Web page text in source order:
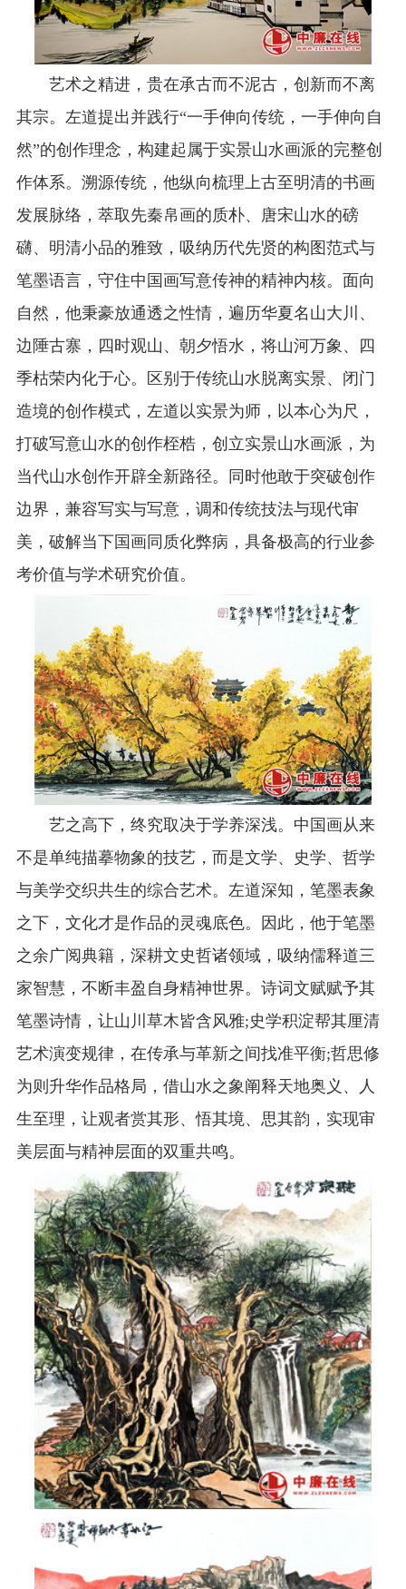
艺术之精进，贵在承古而不泥古，创新而不离
其宗。左道提出并践行“一手伸向传统，一手伸向自
然”的创作理念，构建起属于实景山水画派的完整创
作体系。溯源传统，他纵向梳理上古至明清的书画
发展脉络，萃取先秦帛画的质朴、唐宋山水的磅
礴、明清小品的雅致，吸纳历代先贤的构图范式与
笔墨语言，守住中国画写意传神的精神内核。面向
自然，他秉豪放通透之性情，遍历华夏名山大川、
边陲古寨，四时观山、朝夕悟水，将山河万象、四
季枯荣内化于心。区别于传统山水脱离实景、闭门
造境的创作模式，左道以实景为师，以本心为尺，
打破写意山水的创作桎梏，创立实景山水画派，为
当代山水创作开辟全新路径。同时他敢于突破创作
边界，兼容写实与写意，调和传统技法与现代审
美，破解当下国画同质化弊病，具备极高的行业参
考价值与学术研究价值。
艺之高下，终究取决于学养深浅。中国画从来
不是单纯描摹物象的技艺，而是文学、史学、哲学
与美学交织共生的综合艺术。左道深知，笔墨表象
之下，文化才是作品的灵魂底色。因此，他于笔墨
之余广阅典籍，深耕文史哲诸领域，吸纳儒释道三
家智慧，不断丰盈自身精神世界。诗词文赋赋予其
笔墨诗情，让山川草木皆含风雅;史学积淀帮其厘清
艺术演变规律，在传承与革新之间找准平衡;哲思修
为则升华作品格局，借山水之象阐释天地奥义、人
生至理，让观者赏其形、悟其境、思其韵，实现审
美层面与精神层面的双重共鸣。